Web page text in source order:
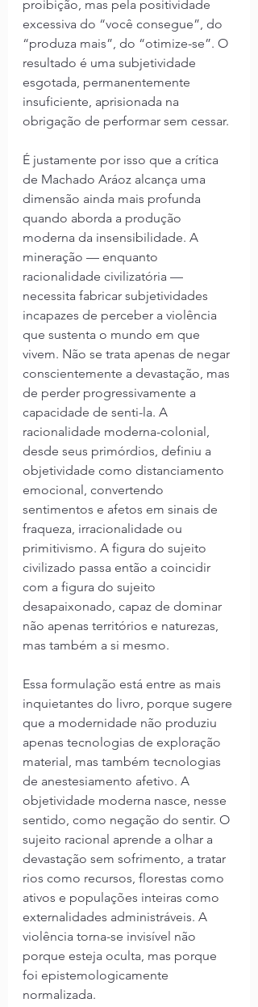
proibição, mas pela positividade
excessiva do “você consegue”, do
“produza mais”, do “otimize-se”. O
resultado é uma subjetividade
esgotada, permanentemente
insuficiente, aprisionada na
obrigação de performar sem cessar.
É justamente por isso que a crítica
de Machado Aráoz alcança uma
dimensão ainda mais profunda
quando aborda a produção
moderna da insensibilidade. A
mineração — enquanto
racionalidade civilizatória —
necessita fabricar subjetividades
incapazes de perceber a violência
que sustenta o mundo em que
vivem. Não se trata apenas de negar
conscientemente a devastação, mas
de perder progressivamente a
capacidade de senti-la. A
racionalidade moderna-colonial,
desde seus primórdios, definiu a
objetividade como distanciamento
emocional, convertendo
sentimentos e afetos em sinais de
fraqueza, irracionalidade ou
primitivismo. A figura do sujeito
civilizado passa então a coincidir
com a figura do sujeito
desapaixonado, capaz de dominar
não apenas territórios e naturezas,
mas também a si mesmo.
Essa formulação está entre as mais
inquietantes do livro, porque sugere
que a modernidade não produziu
apenas tecnologias de exploração
material, mas também tecnologias
de anestesiamento afetivo. A
objetividade moderna nasce, nesse
sentido, como negação do sentir. O
sujeito racional aprende a olhar a
devastação sem sofrimento, a tratar
rios como recursos, florestas como
ativos e populações inteiras como
externalidades administráveis. A
violência torna-se invisível não
porque esteja oculta, mas porque
foi epistemologicamente
normalizada.